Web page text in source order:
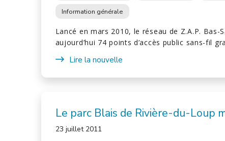
Information générale
Lancé en mars 2010, le réseau de Z.A.P. Bas-
aujourd’hui 74 points d’accès public sans-fil
Lire la nouvelle
Le parc Blais de Rivière-du-Loup
23 juillet 2011